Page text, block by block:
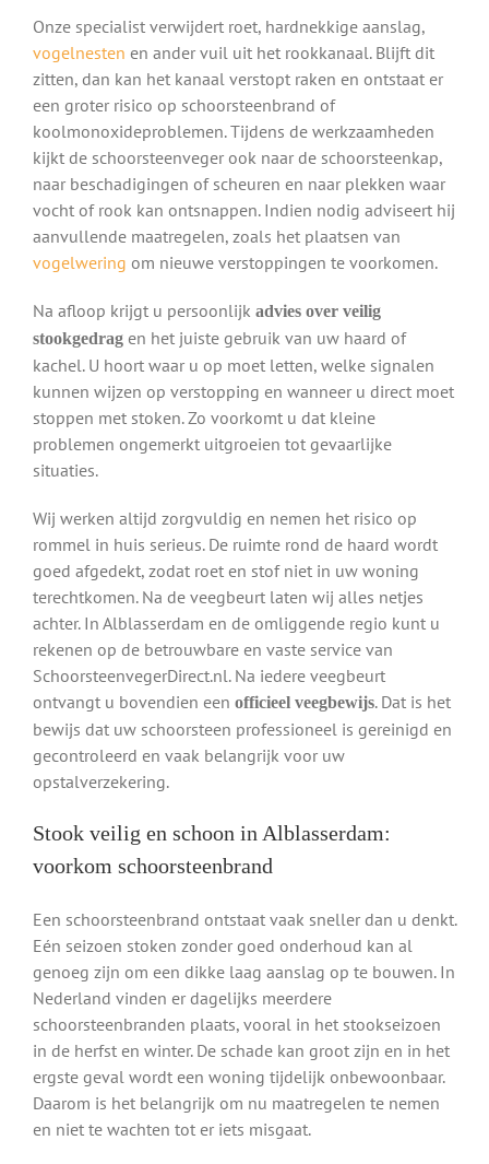
Onze specialist verwijdert roet, hardnekkige aanslag,
vogelnesten en ander vuil uit het rookkanaal. Blijft dit
zitten, dan kan het kanaal verstopt raken en ontstaat er
een groter risico op schoorsteenbrand of
koolmonoxideproblemen. Tijdens de werkzaamheden
kijkt de schoorsteenveger ook naar de schoorsteenkap,
naar beschadigingen of scheuren en naar plekken waar
vocht of rook kan ontsnappen. Indien nodig adviseert hij
aanvullende maatregelen, zoals het plaatsen van
vogelwering om nieuwe verstoppingen te voorkomen.
Na afloop krijgt u persoonlijk advies over veilig
stookgedragen het juiste gebruik van uw haard of
kachel. U hoort waar u op moet letten, welke signalen
kunnen wijzen op verstopping en wanneer u direct moet
stoppen met stoken. Zo voorkomt u dat kleine
problemen ongemerkt uitgroeien tot gevaarlijke
situaties.
Wij werken altijd zorgvuldig en nemen het risico op
rommel in huis serieus. De ruimte rond de haard wordt
goed afgedekt, zodat roet en stof niet in uw woning
terechtkomen. Na de veegbeurt laten wij alles netjes
achter. In Alblasserdam en de omliggende regio kunt u
rekenen op de betrouwbare en vaste service van
SchoorsteenvegerDirect.nl. Na iedere veegbeurt
ontvangt u bovendien een officieel veegbewijs. Dat is het
bewijs dat uw schoorsteen professioneel is gereinigd en
gecontroleerd en vaak belangrijk voor uw
opstalverzekering.
Stook veilig en schoon in Alblasserdam:
voorkom schoorsteenbrand
Een schoorsteenbrand ontstaat vaak sneller dan u denkt.
Eén seizoen stoken zonder goed onderhoud kan al
genoeg zijn om een dikke laag aanslag op te bouwen. In
Nederland vinden er dagelijks meerdere
schoorsteenbranden plaats, vooral in het stookseizoen
in de herfst en winter. De schade kan groot zijn en in het
ergste geval wordt een woning tijdelijk onbewoonbaar.
Daarom is het belangrijk om nu maatregelen te nemen
en niet te wachten tot er iets misgaat.